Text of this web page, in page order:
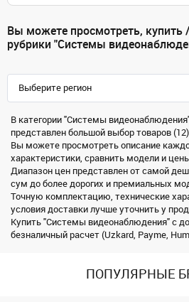
Вы можете просмотреть, купить
рубрики "Системы
Выберите регион
В категории "Системы
представлен большой выбор товаров
Вы можете просмотреть описание
характеристики, сравнить модели и
Диапазон цен представлен от самой
сум до более дорогих и премиальных
Точную комплектацию, технические
условия доставки лучше уточнить у
Купить "Системы видеонаблюдения" с
безналичный расчет (Uzkard, Payme,
ПОПУЛЯРНЫЕ